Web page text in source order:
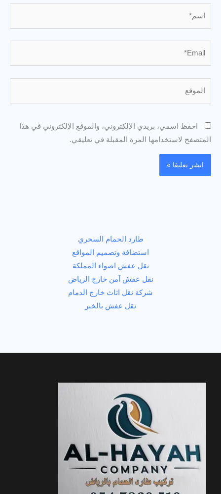
احفظ اسمي، بريدي الإلكتروني، والموقع الإلكتروني في هذا
المتصفح لاستخدامها المرة المقبلة في تعليقي.
طارد الحمام السحري
استضافة وتصميم المواقع
نقل عفش اضواء المملكة
نقل عفش آمن خارج الرياض
شركة نقل اثاث خارج الدمام
نقل عفش بالخبر